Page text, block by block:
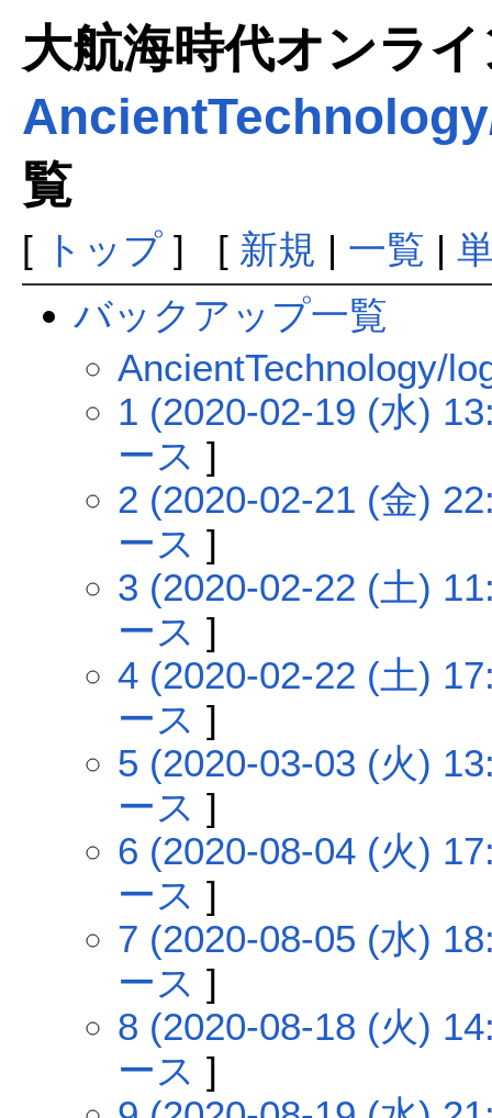
大航海時代オンラ
覧
[ トップ] [ 新規 | 一覧 |
バックアップ一覧
AncientTechnology/
1 (2020-02-19 (水)
ース ]
2 (2020-02-21 (金)
ース ]
3 (2020-02-22 (土)
ース ]
4 (2020-02-22 (土)
ース ]
5 (2020-03-03 (火)
ース ]
6 (2020-08-04 (火)
ース ]
7 (2020-08-05 (水)
ース ]
8 (2020-08-18 (火)
ース ]